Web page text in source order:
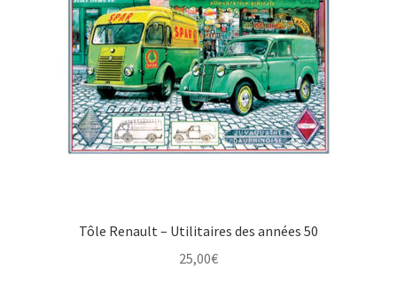
Tôle Renault – Utilitaires des années 50
25,00€